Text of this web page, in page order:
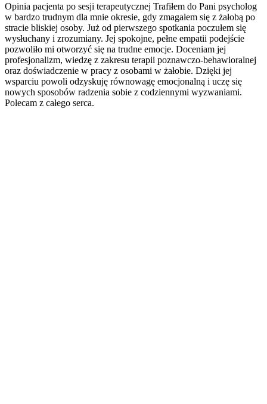
Opinia pacjenta po sesji terapeutycznej Trafiłem do Pani psycholog
w bardzo trudnym dla mnie okresie, gdy zmagałem się z żałobą po
stracie bliskiej osoby. Już od pierwszego spotkania poczułem się
wysłuchany i zrozumiany. Jej spokojne, pełne empatii podejście
pozwoliło mi otworzyć się na trudne emocje. Doceniam jej
profesjonalizm, wiedzę z zakresu terapii poznawczo-behawioralnej
oraz doświadczenie w pracy z osobami w żałobie. Dzięki jej
wsparciu powoli odzyskuję równowagę emocjonalną i uczę się
nowych sposobów radzenia sobie z codziennymi wyzwaniami.
Polecam z całego serca.